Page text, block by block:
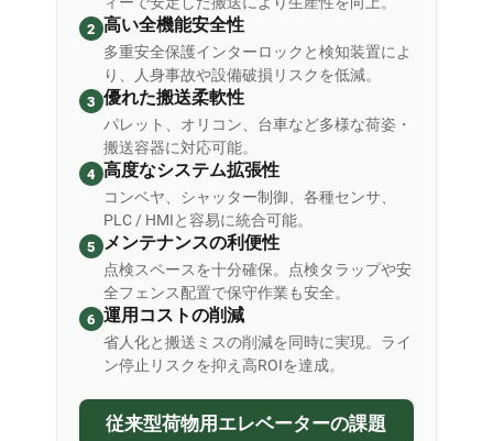
2 高い全機能安全性
多重安全保護インターロックと検知装置によ
り、人身事故や設備破損リスクを低減。
3 優れた搬送柔軟性
パレット、オリコン、台車など多様な荷姿・
搬送容器に対応可能。
4 高度なシステム拡張性
コンベヤ、シャッター制御、各種センサ、
PLC / HMIと容易に統合可能。
5 メンテナンスの利便性
点検スペースを十分確保。点検タラップや安
全フェンス配置で保守作業も安全。
6 運用コストの削減
省人化と搬送ミスの削減を同時に実現。ライ
ン停止リスクを抑え高ROIを達成。
従来型荷物用エレベーターの課題